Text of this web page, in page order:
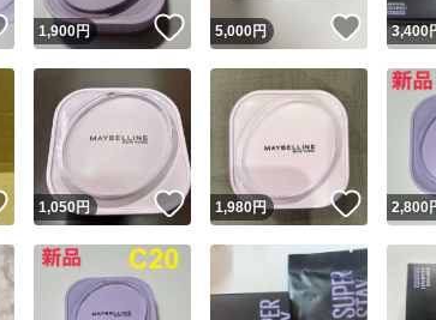
いいね！
1,900円 いいね！
5,000円 いいね
3,400
いいね！
1,050円 いいね！
1,980円 いいね
2,800